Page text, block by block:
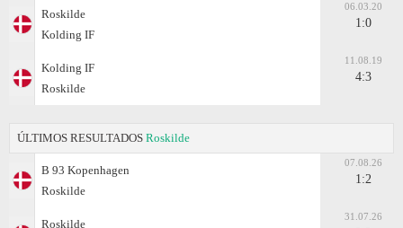
Roskilde
Kolding IF
06.03.20
1:0
Kolding IF
Roskilde
11.08.19
4:3
ÚLTIMOS RESULTADOS Roskilde
B 93 Kopenhagen
Roskilde
07.08.26
1:2
Roskilde
31.07.26